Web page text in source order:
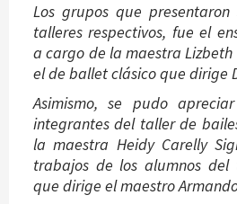
Los grupos que
talleres respectivos, fue el
a cargo de la maestra
el de ballet clásico que dirige
Asimismo, se pudo
integrantes del taller de
la maestra Heidy Carelly
trabajos de los alumnos
que dirige el maestro